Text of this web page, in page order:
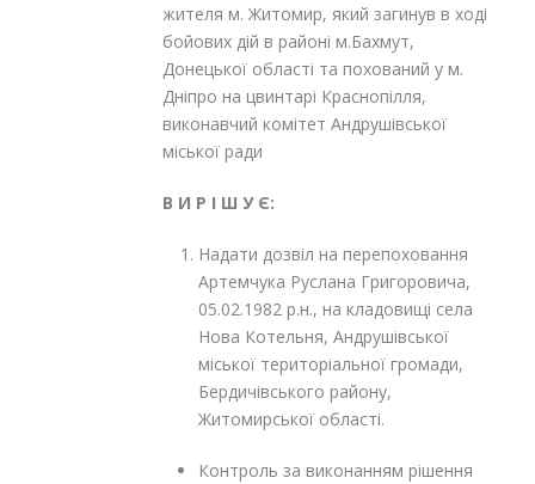
жителя м. Житомир, який загинув в ході
бойових дій в районі м.Бахмут,
Донецької області та похований у м.
Дніпро на цвинтарі Краснопілля,
виконавчий комітет Андрушівської
міської ради
В И Р І Ш У Є:
Надати дозвіл на перепоховання
Артемчука Руслана Григоровича,
05.02.1982 р.н., на кладовищі села
Нова Котельня, Андрушівської
міської територіальної громади,
Бердичівського району,
Житомирської області.
Контроль за виконанням рішення